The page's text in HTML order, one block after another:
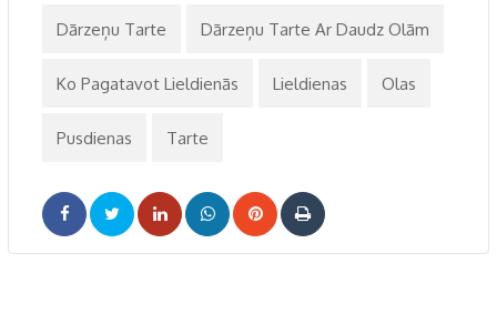
Dārzeņu Tarte Dārzeņu Tarte Ar Daudz Olām
Ko Pagatavot Lieldienās Lieldienas Olas
Pusdienas Tarte
LinkedInWhatsappPinterest
Print